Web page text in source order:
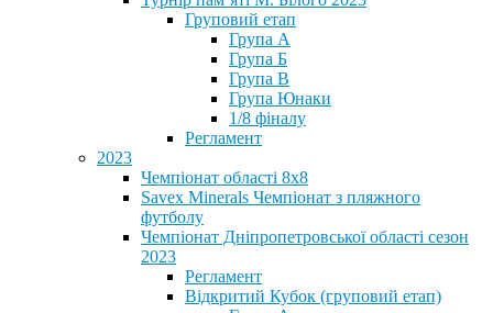
Груповий етап
Група А
Група Б
Група В
Група Юнаки
1/8 фіналу
Регламент
2023
Чемпіонат області 8х8
Savex Minerals Чемпіонат з пляжного
футболу
Чемпіонат Дніпропетровської області сезон
2023
Регламент
Відкритий Кубок (груповий етап)